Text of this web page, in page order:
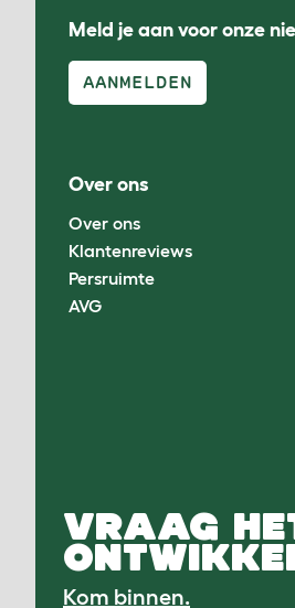
Meld je aan voor onze
AANMELDEN
Over ons
Over ons
Klantenreviews
Persruimte
AVG
VRAAG
Kom binnen.